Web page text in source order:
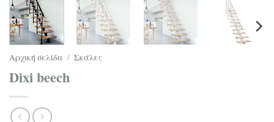
Αρχική σελίδα / Σκάλες
Dixi beech